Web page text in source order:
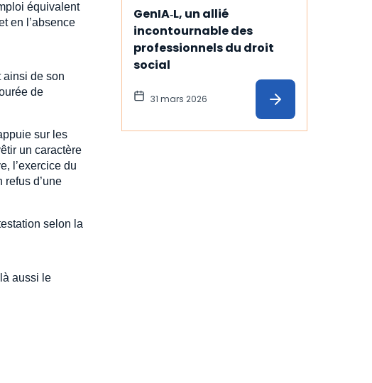
équivalent
en l’absence
ainsi de son
de
sur les
un caractère
l’exercice du
d’une
selon la
aussi le
GenIA‑L, un allié
incontournable des
professionnels du droit
social
31 mars 2026